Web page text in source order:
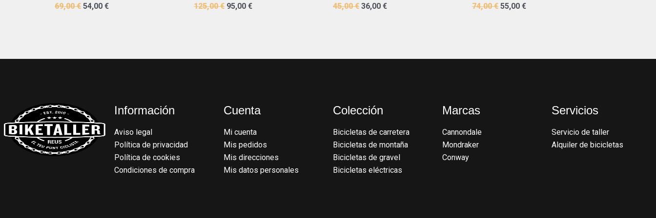
69,00€ 54,00 € 125,00€ 95,00 € 45,00€ 36,00 € 74,00€ 55,00 €
Información
Aviso legal
Política de privacidad
Política de cookies
Condiciones de compra
Cuenta
Mi cuenta
Mis pedidos
Mis direcciones
Mis datos personales
Colección
Bicicletas de carretera
Bicicletas de montaña
Bicicletas de gravel
Bicicletas eléctricas
Marcas
Cannondale
Mondraker
Conway
Servicios
Servicio de taller
Alquiler de bicicletas